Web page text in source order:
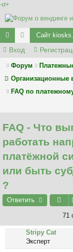
-α+
с
ы
лк
и
ор
у
м
ы
Сайт
Вход
Форум
Организационные
FAQ по
FAQ - Что
работать
платёжной
или быть
?
Ответить
71
Stripy Cat
Эксперт